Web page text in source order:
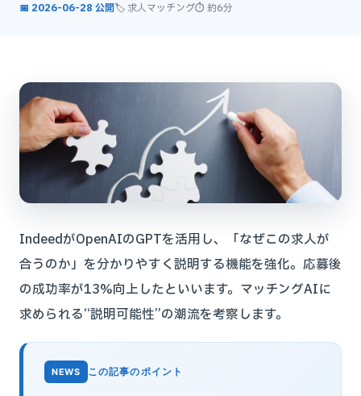
📅 2026-06-28 公開🏷️ 求人マッチング⏱ 約6分
IndeedがOpenAIのGPTを活用し、「なぜこの求人が
合うのか」を分かりやすく説明する機能を強化。応募後
の成功率が13%向上したといいます。マッチングAIに
求められる“説明可能性”の潮流を考察します。
この記事のポイント